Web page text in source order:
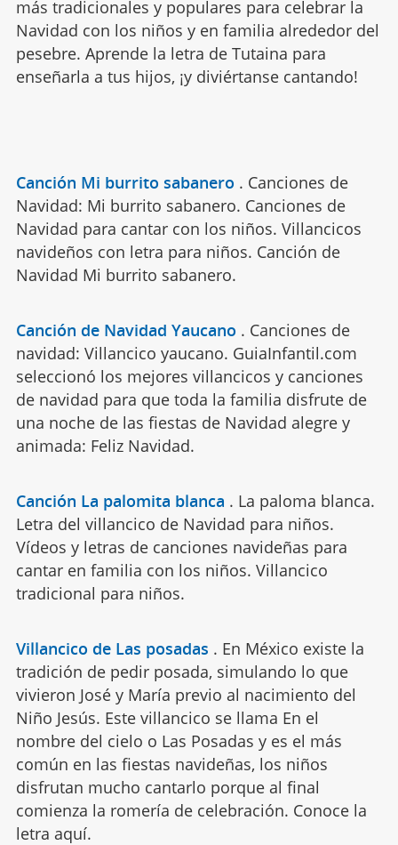
más tradicionales y populares para celebrar la
Navidad con los niños y en familia alrededor del
pesebre. Aprende la letra de Tutaina para
enseñarla a tus hijos, ¡y diviértanse cantando!
Canción Mi burrito sabanero . Canciones de
Navidad: Mi burrito sabanero. Canciones de
Navidad para cantar con los niños. Villancicos
navideños con letra para niños. Canción de
Navidad Mi burrito sabanero.
Canción de Navidad Yaucano . Canciones de
navidad: Villancico yaucano. GuiaInfantil.com
seleccionó los mejores villancicos y canciones
de navidad para que toda la familia disfrute de
una noche de las fiestas de Navidad alegre y
animada: Feliz Navidad.
Canción La palomita blanca . La paloma blanca.
Letra del villancico de Navidad para niños.
Vídeos y letras de canciones navideñas para
cantar en familia con los niños. Villancico
tradicional para niños.
Villancico de Las posadas . En México existe la
tradición de pedir posada, simulando lo que
vivieron José y María previo al nacimiento del
Niño Jesús. Este villancico se llama En el
nombre del cielo o Las Posadas y es el más
común en las fiestas navideñas, los niños
disfrutan mucho cantarlo porque al final
comienza la romería de celebración. Conoce la
letra aquí.